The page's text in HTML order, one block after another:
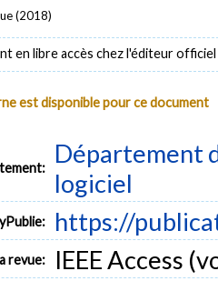
(2018)
en libre accès chez l'éditeur officiel
est disponible pour ce document
Département
logiciel
https://
revue: IEEE Access